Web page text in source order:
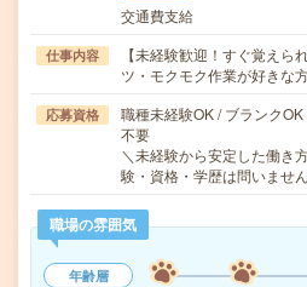
交通費支給
仕事内容
【未経験歓迎！すぐ覚えら
ツ・モクモク作業が好きな
応募資格
職種未経験OK / ブランク
不要
＼未経験から安定した働き
験・資格・学歴は問いま
職場の雰囲気
年齢層